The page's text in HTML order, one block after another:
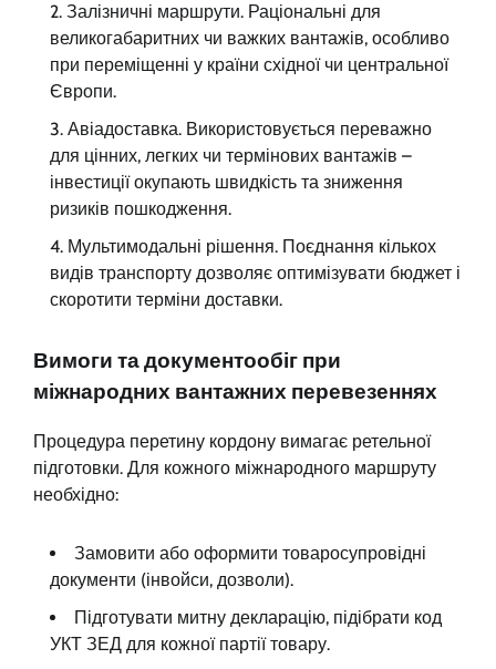
Залізничні маршрути. Раціональні для
великогабаритних чи важких вантажів, особливо
при переміщенні у країни східної чи центральної
Європи.
Авіадоставка. Використовується переважно
для цінних, легких чи термінових вантажів –
інвестиції окупають швидкість та зниження
ризиків пошкодження.
Мультимодальні рішення. Поєднання кількох
видів транспорту дозволяє оптимізувати бюджет і
скоротити терміни доставки.
Вимоги та документообіг при
міжнародних вантажних перевезеннях
Процедура перетину кордону вимагає ретельної
підготовки. Для кожного міжнародного маршруту
необхідно:
Замовити або оформити товаросупровідні
документи (інвойси, дозволи).
Підготувати митну декларацію, підібрати код
УКТ ЗЕД для кожної партії товару.